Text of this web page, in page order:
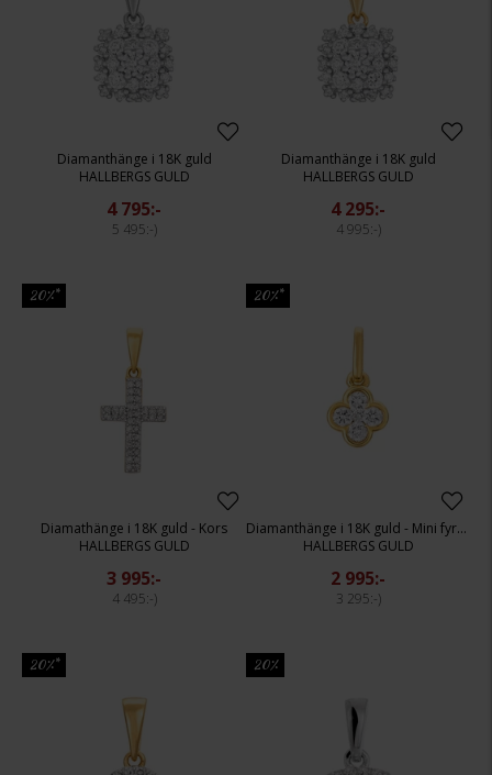
Diamanthänge i 18K guld
HALLBERGS GULD
4 795:-
5 495:-
Diamanthänge i 18K guld
HALLBERGS GULD
4 295:-
4 995:-
20%*
Diamathänge i 18K guld - Kors
HALLBERGS GULD
3 995:-
4 495:-
20%*
Diamanthänge i 18K guld - Mini fyrklöver
HALLBERGS GULD
2 995:-
3 295:-
20%* 20%